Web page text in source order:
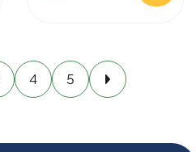
4 5 Avanti